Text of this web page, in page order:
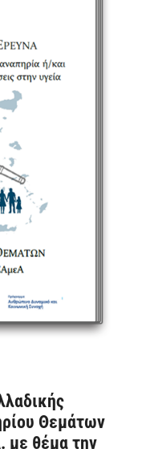
Θεμάτων
με θέμα την